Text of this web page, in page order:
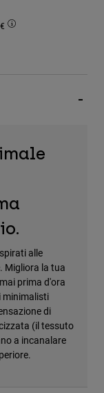
alle
Migliora la tua
prima d'ora
minimalisti
di
(il tessuto
a incanalare